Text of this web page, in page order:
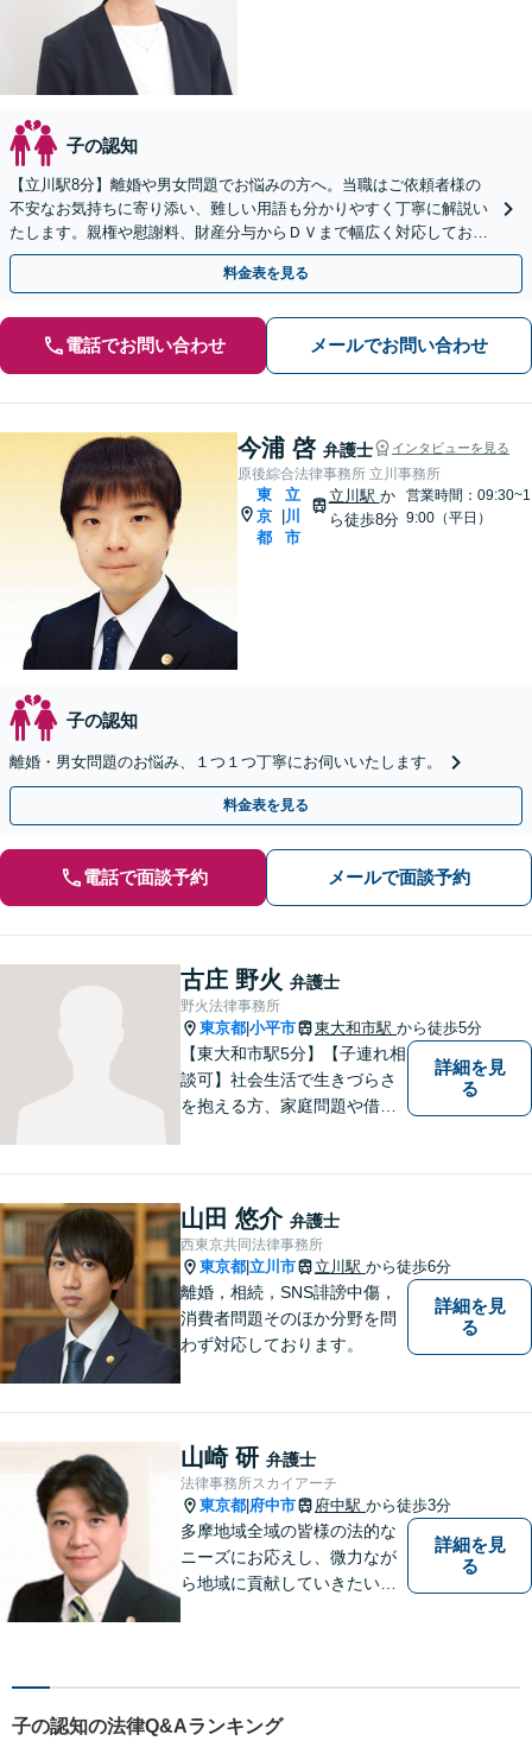
子の認知
【立川駅8分】離婚や男女問題でお悩みの方へ。当職はご依頼者様の
不安なお気持ちに寄り添い、難しい用語も分かりやすく丁寧に解説い
たします。親権や慰謝料、財産分与からＤＶまで幅広く対応しており
ます。夜間休日のご相談やweb面談も可能です。
料金表を見る
電話でお問い合わせ メールでお問い合わせ
今浦 啓 弁護士 インタビューを見る
原後綜合法律事務所 立川事務所
東
京
都
立
川
市
立川駅 か
ら徒歩8分
営業時間：09:30~1
9:00（平日）
子の認知
離婚・男女問題のお悩み、１つ１つ丁寧にお伺いいたします。
料金表を見る
電話で面談予約 メールで面談予約
古庄 野火 弁護士
野火法律事務所
東京都 小平市 東大和市駅 から徒歩5分
【東大和市駅5分】【子連れ相
談可】社会生活で生きづらさ
を抱える方、家庭問題や借金
談無料】【分割払い可】【法
テラス利用可】
詳細を見
る
山田 悠介 弁護士
西東京共同法律事務所
東京都 立川市 立川駅 から徒歩6分
離婚，相続，SNS誹謗中傷，
消費者問題そのほか分野を問
わず対応しております。
詳細を見
る
山崎 研 弁護士
法律事務所スカイアーチ
東京都 府中市 府中駅 から徒歩3分
多摩地域全域の皆様の法的な
ニーズにお応えし、微力なが
ら地域に貢献していきたいと
詳細を見
る
子の認知の法律Q&Aランキング